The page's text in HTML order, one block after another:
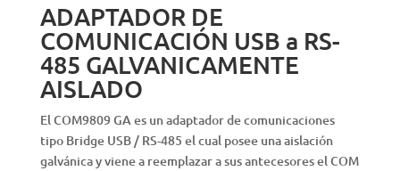
ADAPTADOR DE
COMUNICACIÓN USB a RS-
485 GALVANICAMENTE
AISLADO
El COM9809 GA es un adaptador de comunicaciones
tipo Bridge USB / RS-485 el cual posee una aislación
galvánica y viene a reemplazar a sus antecesores el COM